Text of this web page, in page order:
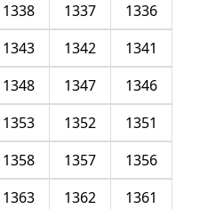
1336
1337
1338
1341
1342
1343
1346
1347
1348
1351
1352
1353
1356
1357
1358
1361
1362
1363